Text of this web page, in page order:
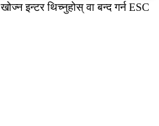
खोज्न इन्टर थिच्नुहोस् वा बन्द गर्न ESC